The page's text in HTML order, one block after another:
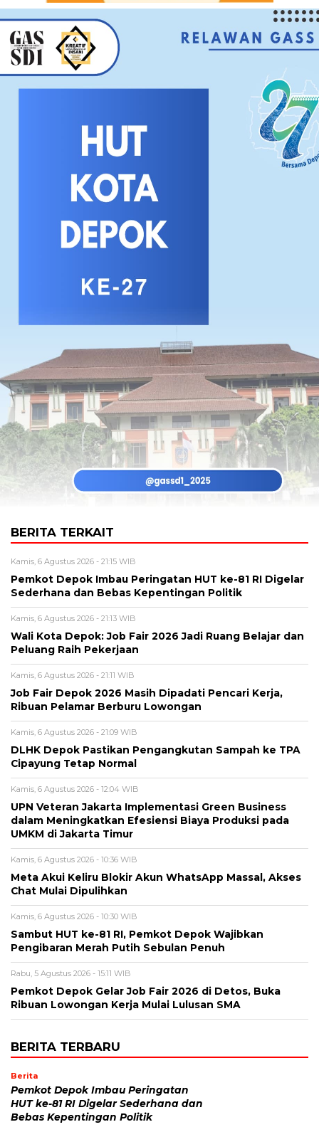
BERITA TERKAIT
Kamis, 6 Agustus 2026 - 21:15 WIB
Pemkot Depok Imbau Peringatan HUT ke-81 RI Digelar
Sederhana dan Bebas Kepentingan Politik
Kamis, 6 Agustus 2026 - 21:13 WIB
Wali Kota Depok: Job Fair 2026 Jadi Ruang Belajar dan
Peluang Raih Pekerjaan
Kamis, 6 Agustus 2026 - 21:11 WIB
Job Fair Depok 2026 Masih Dipadati Pencari Kerja,
Ribuan Pelamar Berburu Lowongan
Kamis, 6 Agustus 2026 - 21:09 WIB
DLHK Depok Pastikan Pengangkutan Sampah ke TPA
Cipayung Tetap Normal
Kamis, 6 Agustus 2026 - 12:04 WIB
UPN Veteran Jakarta Implementasi Green Business
dalam Meningkatkan Efesiensi Biaya Produksi pada
UMKM di Jakarta Timur
Kamis, 6 Agustus 2026 - 10:36 WIB
Meta Akui Keliru Blokir Akun WhatsApp Massal, Akses
Chat Mulai Dipulihkan
Kamis, 6 Agustus 2026 - 10:30 WIB
Sambut HUT ke-81 RI, Pemkot Depok Wajibkan
Pengibaran Merah Putih Sebulan Penuh
Rabu, 5 Agustus 2026 - 15:11 WIB
Pemkot Depok Gelar Job Fair 2026 di Detos, Buka
Ribuan Lowongan Kerja Mulai Lulusan SMA
BERITA TERBARU
Berita
Pemkot Depok Imbau Peringatan
HUT ke-81 RI Digelar Sederhana dan
Bebas Kepentingan Politik